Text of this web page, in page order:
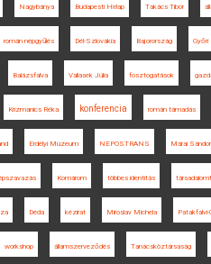
Nagybánya Budapesti Hírlap Takács Tibor
román népgyűlés Dél-Szlovákia Bajorország Győri
Balázsfalva Vallasek Júlia fosztogatások
Krizmanics Réka konferencia román támadás
Erdélyi Múzeum NEPOSTRANS Márai Sándor
Komárom többes identitás
Déda kézirat Miroslav Michela
workshop államszerveződés Tanácsköztársaság